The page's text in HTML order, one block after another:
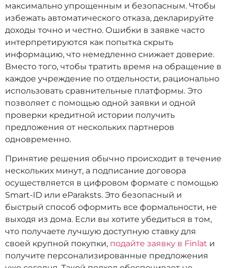
максимально упрощенным и безопасным. Чтобы
избежать автоматического отказа, декларируйте
доходы точно и честно. Ошибки в заявке часто
интерпретируются как попытка скрыть
информацию, что немедленно снижает доверие.
Вместо того, чтобы тратить время на обращение в
каждое учреждение по отдельности, рационально
использовать сравнительные платформы. Это
позволяет с помощью одной заявки и одной
проверки кредитной истории получить
предложения от нескольких партнеров
одновременно.
Принятие решения обычно происходит в течение
нескольких минут, а подписание договора
осуществляется в цифровом формате с помощью
Smart-ID или eParaksts. Это безопасный и
быстрый способ оформить все формальности, не
выходя из дома. Если вы хотите убедиться в том,
что получаете лучшую доступную ставку для
своей крупной покупки, подайте заявку в Finlat и
получите персонализированные предложения